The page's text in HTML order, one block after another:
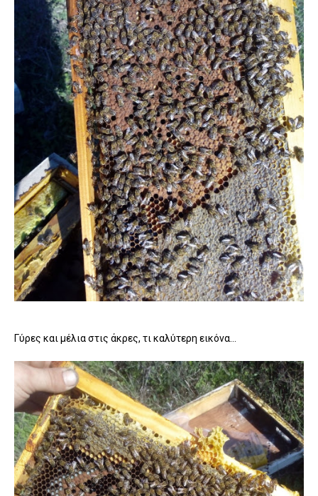
Γύρες και μέλια στις άκρες, τι καλύτερη εικόνα...